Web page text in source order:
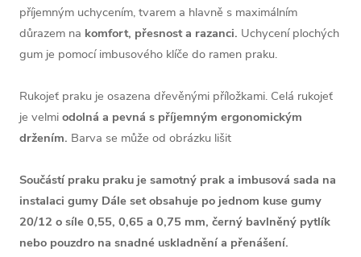
příjemným uchycením, tvarem a hlavně s maximálním
důrazem na komfort, přesnost a razanci. Uchycení plochých
gum je pomocí imbusového klíče do ramen praku.
Rukojeť praku je osazena dřevěnými příložkami. Celá rukojeť
je velmi odolná a pevná s příjemným ergonomickým
držením. Barva se může od obrázku lišit
Součástí praku praku je samotný prak a imbusová sada na
instalaci gumy Dále set obsahuje po jednom kuse gumy
20/12 o síle 0,55, 0,65 a 0,75 mm, černý bavlněný pytlík
nebo pouzdro na snadné uskladnění a přenášení.